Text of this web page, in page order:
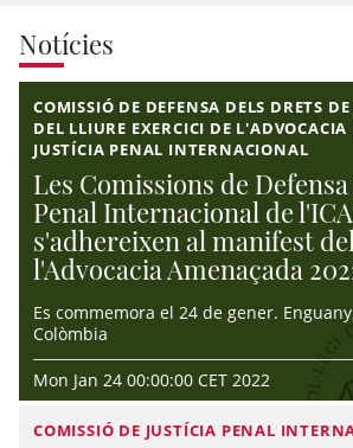
Notícies
COMISSIÓ DE DEFENSA DELS DRETS
DEL LLIURE EXERCICI DE
JUSTÍCIA PENAL INTERNACIONAL
Les Comissions de
Penal Internacional de
s'adhereixen al manifest
l'Advocacia Amenaçada
Es commemora el 24 de gener.
Colòmbia
Mon Jan 24 00:00:00 CET 2022
COMISSIÓ DE JUSTÍCIA PENAL